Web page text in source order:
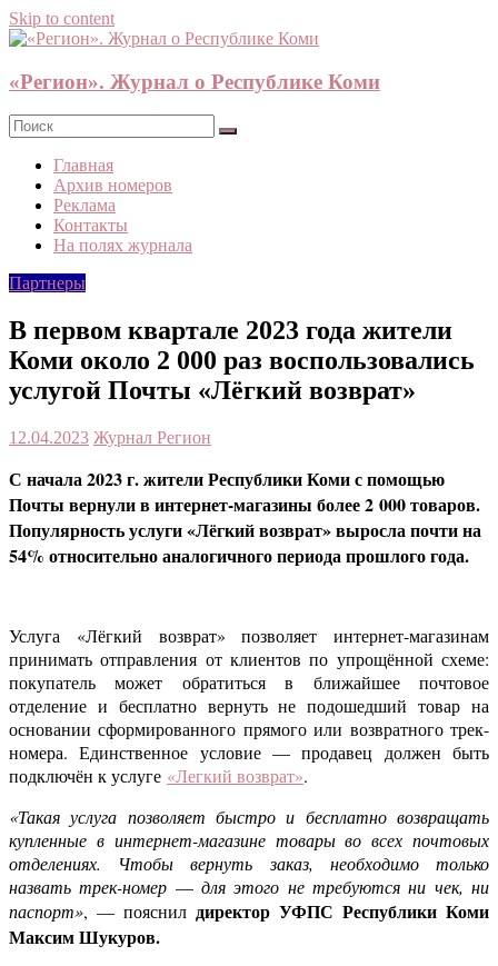
Skip to content
«Регион». Журнал о Республике Коми
Главная
Архив номеров
Реклама
Контакты
На полях журнала
Партнеры
В первом квартале 2023 года жители
Коми около 2 000 раз воспользовались
услугой Почты «Лёгкий возврат»
12.04.2023 Журнал Регион
С начала 2023 г. жители Республики Коми с помощью
Почты вернули в интернет-магазины более 2 000 товаров.
Популярность услуги «Лёгкий возврат» выросла почти на
54% относительно аналогичного периода прошлого года.
Услуга «Лёгкий возврат» позволяет интернет-магазинам
принимать отправления от клиентов по упрощённой схеме:
покупатель может обратиться в ближайшее почтовое
отделение и бесплатно вернуть не подошедший товар на
основании сформированного прямого или возвратного трек-
номера. Единственное условие — продавец должен быть
подключён к услуге «Легкий возврат».
«Такая услуга позволяет быстро и бесплатно возвращать
купленные в интернет-магазине товары во всех почтовых
отделениях. Чтобы вернуть заказ, необходимо только
назвать трек-номер —для этого не требуются ни чек, ни
паспорт», — пояснил директор УФПС Республики Коми
Максим Шукуров.